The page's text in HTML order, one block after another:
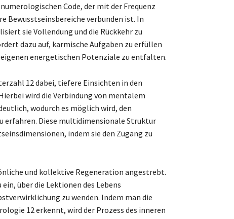
Code, der mit der Frequenz
Bewusstseinsbereiche verbunden ist. In
sie Vollendung und die Rückkehr zu
dazu auf, karmische Aufgaben zu erfüllen
energetischen Potenziale zu entfalten.
12 dabei, tiefere Einsichten in den
wird die Verbindung von mentalem
wodurch es möglich wird, den
erfahren. Diese multidimensionale Struktur
indem sie den Zugang zu
und kollektive Regeneration angestrebt.
über die Lektionen des Lebens
zu wenden. Indem man die
12 erkennt, wird der Prozess des inneren